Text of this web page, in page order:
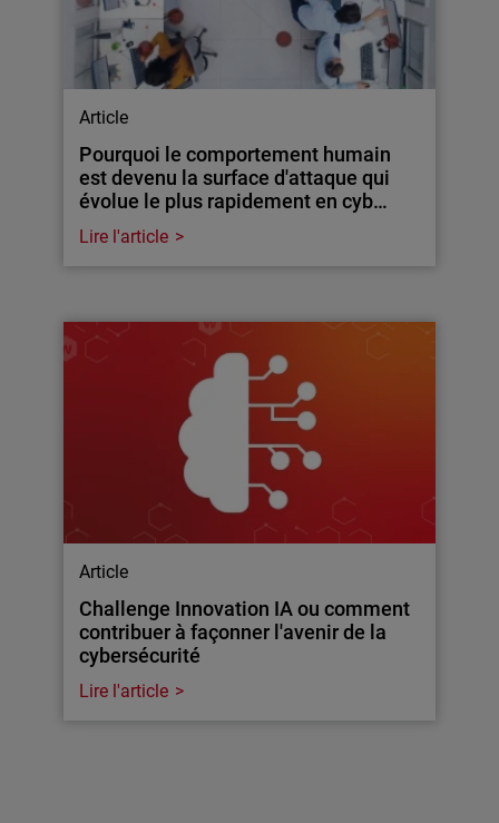
Article
Pourquoi le comportement humain
est devenu la surface d'attaque qui
évolue le plus rapidement en cyb…
Lire l'article
Article
Challenge Innovation IA ou comment
contribuer à façonner l'avenir de la
cybersécurité
Lire l'article